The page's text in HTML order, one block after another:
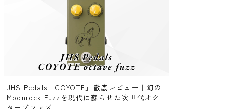
JHS Pedals「COYOTE」徹底レビュー｜幻の
Moonrock Fuzzを現代に蘇らせた次世代オク